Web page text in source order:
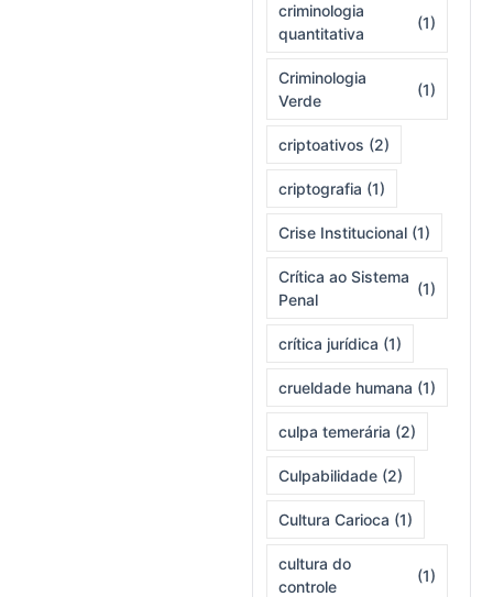
criminologia
quantitativa
(1)
Criminologia
Verde
(1)
criptoativos (2)
criptografia (1)
Crise Institucional (1)
Crítica ao Sistema
Penal
(1)
crítica jurídica (1)
crueldade humana (1)
culpa temerária (2)
Culpabilidade (2)
Cultura Carioca (1)
cultura do
controle
(1)